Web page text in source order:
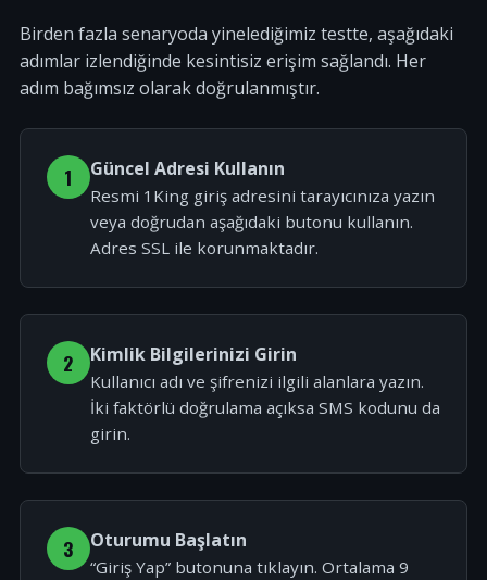
Birden fazla senaryoda yinelediğimiz testte, aşağıdaki
adımlar izlendiğinde kesintisiz erişim sağlandı. Her
adım bağımsız olarak doğrulanmıştır.
1 Güncel Adresi Kullanın
Resmi 1King giriş adresini tarayıcınıza yazın
veya doğrudan aşağıdaki butonu kullanın.
Adres SSL ile korunmaktadır.
2 Kimlik Bilgilerinizi Girin
Kullanıcı adı ve şifrenizi ilgili alanlara yazın.
İki faktörlü doğrulama açıksa SMS kodunu da
girin.
3 Oturumu Başlatın
“Giriş Yap” butonuna tıklayın. Ortalama 9